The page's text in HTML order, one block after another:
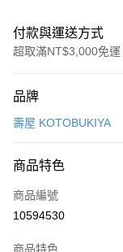
付款與運送方式
超取滿NT$3,000免運
信用卡一次付款
Apple Pay
Google Pay
品牌
壽屋 KOTOBUKIYA
商品特色
商品編號
10594530
商品特色